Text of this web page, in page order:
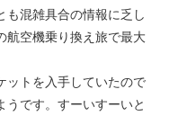
も混雑具合の情報に乏し
航空機乗り換え旅で最大
ットを入手していたので
うです。すーいすーいと